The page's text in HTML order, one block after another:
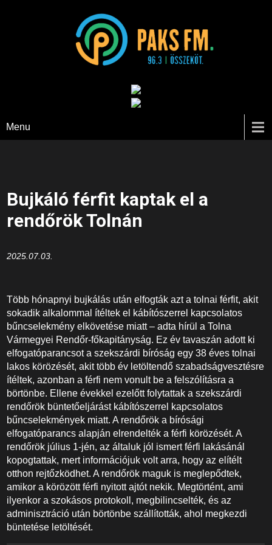
Menu
Bujkáló férfit kaptak el a
rendőrök Tolnán
2025.07.03.
Több hónapnyi bujkálás után elfogták azt a tolnai férfit, akit
sokadik alkalommal ítéltek el kábítószerrel kapcsolatos
bűncselekmény elkövetése miatt – adta hírül a Tolna
Vármegyei Rendőr-főkapitányság. Ez év tavaszán adott ki
elfogatóparancsot a szekszárdi bíróság egy 38 éves tolnai
lakos körözését, akit több év letöltendő szabadságvesztésre
ítéltek, azonban a férfi nem vonult be a felszólításra a
börtönbe. Ellene évekkel ezelőtt folytattak a szekszárdi
rendőrök büntetőeljárást kábítószerrel kapcsolatos
bűncselekmények miatt. A rendőrök a bírósági
elfogatóparancs alapján elrendelték a férfi körözését. A
rendőrök július 1-jén, az általuk jól ismert férfi lakásánál
kopogtattak, mert információjuk volt arra, hogy az elítélt
otthon rejtőzködhet. A rendőrök maguk is meglepődtek,
amikor a körözött férfi nyitott ajtót nekik. Megtörtént, ami
ilyenkor a szokásos protokoll, megbilincselték, és az
adminisztráció után börtönbe szállították, ahol megkezdi
büntetése letöltését.